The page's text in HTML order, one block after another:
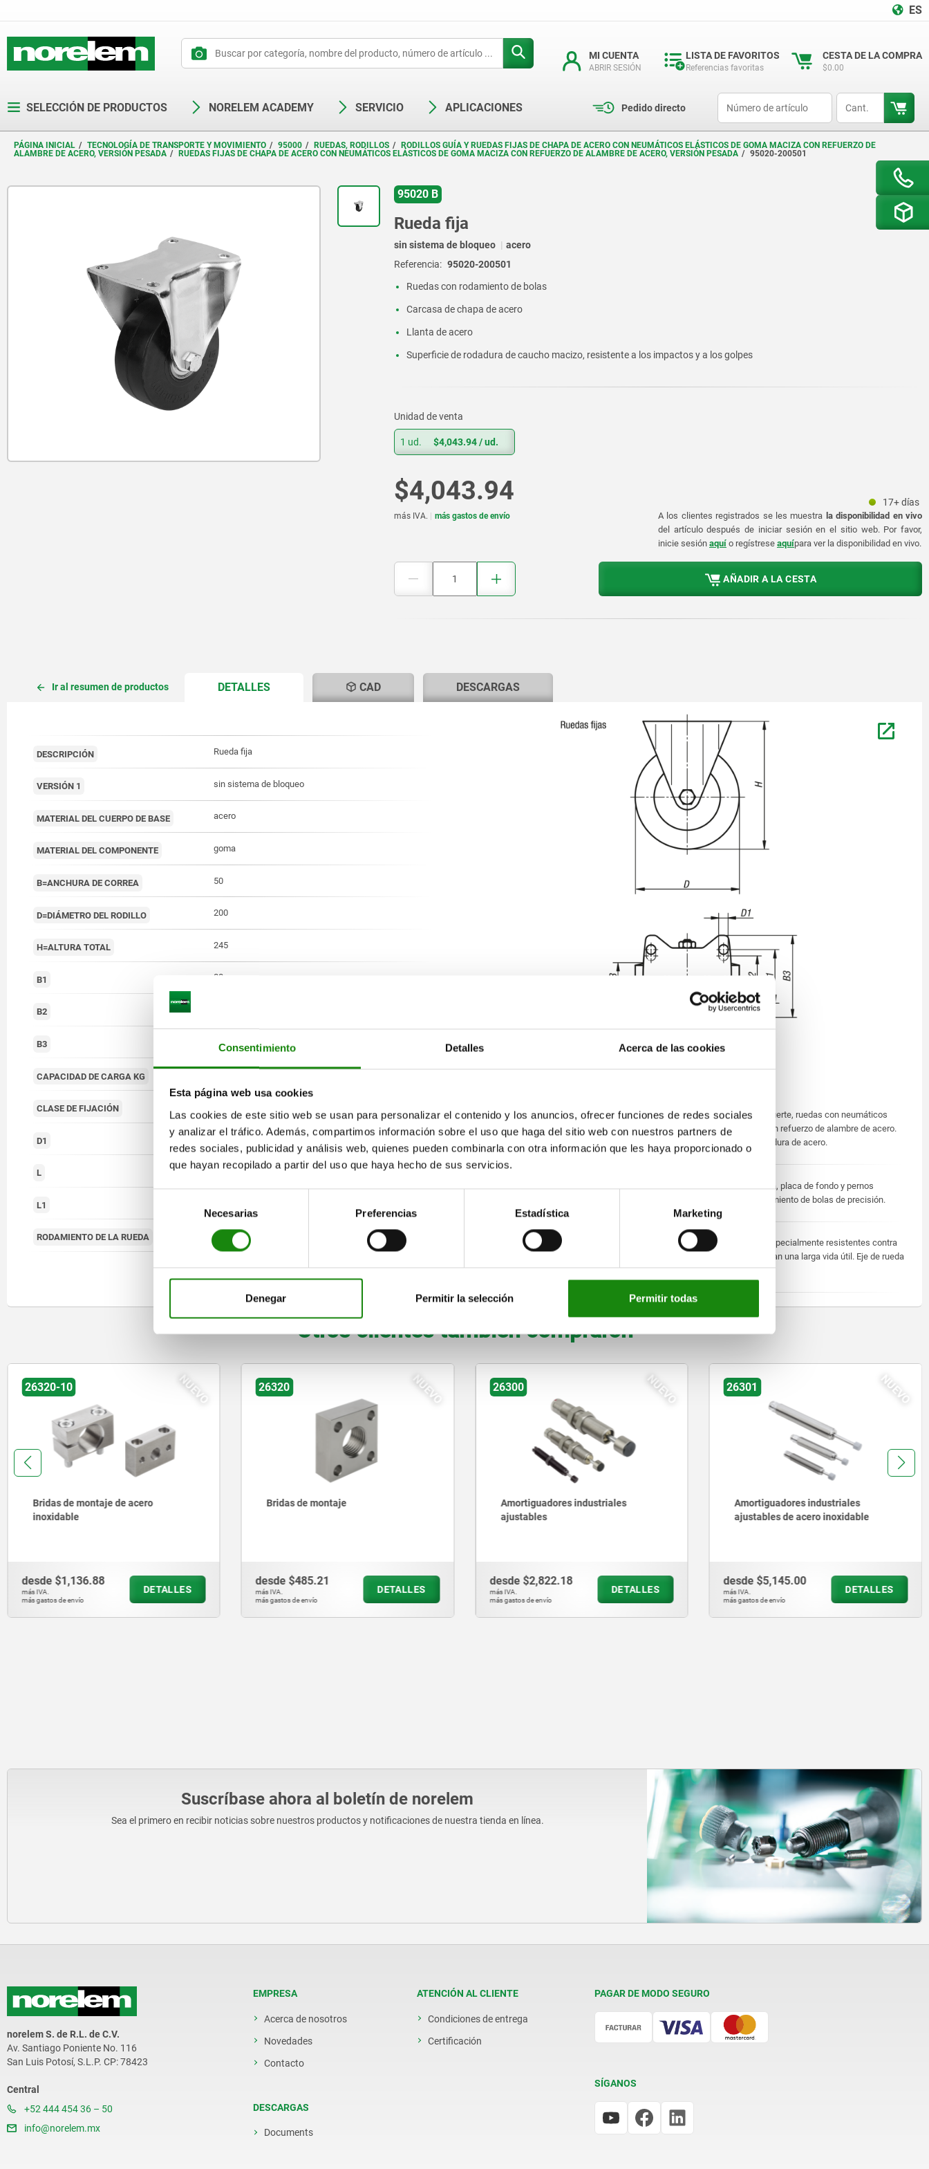
Consentimiento Detalles Acerca de las cookies
Esta página web usa cookies
Las cookies de este sitio web se usan para personalizar el contenido y los anuncios, ofrecer funciones de redes sociales
y analizar el tráfico. Además, compartimos información sobre el uso que haga del sitio web con nuestros partners de
redes sociales, publicidad y análisis web, quienes pueden combinarla con otra información que les haya proporcionado o
que hayan recopilado a partir del uso que haya hecho de sus servicios.
consentimiento
Necesarias Preferencias Estadística Marketing
Denegar Permitir la selección Permitir todas
ES
MI CUENTA
ABRIR SESIÓN
LISTA DE FAVORITOS
Referencias favoritas
CESTA DE LA COMPRA
$0.00
SELECCIÓN DE PRODUCTOS NORELEM ACADEMY SERVICIO APLICACIONES Pedido directo
PÁGINA INICIAL TECNOLOGÍA DE TRANSPORTE Y MOVIMIENTO 95000 RUEDAS, RODILLOS
RODILLOS GUÍA Y RUEDAS FIJAS DE CHAPA DE ACERO CON NEUMÁTICOS ELÁSTICOS DE GOMA MACIZA CON REFUERZO DE
ALAMBRE DE ACERO, VERSIÓN PESADA
RUEDAS FIJAS DE CHAPA DE ACERO CON NEUMÁTICOS ELÁSTICOS DE GOMA MACIZA CON REFUERZO DE ALAMBRE DE ACERO, VERSIÓN PESADA 95020-200501
95020 B
Rueda fija
sin sistema de bloqueo
acero
Referencia: 95020-200501
Ruedas con rodamiento de bolas
Carcasa de chapa de acero
Llanta de acero
Superficie de rodadura de caucho macizo, resistente a los impactos y a los golpes
Unidad de venta
1 ud. $4,043.94/ ud.
$4,043.94 17+ días
más IVA. más gastos de envío A los clientes registrados se les muestra la disponibilidad en vivo
del artículo después de iniciar sesión en el sitio web. Por favor,
inicie sesión aquí o regístrese aquípara ver la disponibilidad en vivo.
AÑADIR A LA CESTA
Ir al resumen de productos DETALLESCURRENT
CAD DESCARGAS
DESCRIPCIÓN Rueda fija
VERSIÓN 1 sin sistema de bloqueo
MATERIAL DEL CUERPO DE BASE acero
MATERIAL DEL COMPONENTE goma
B=ANCHURA DE CORREA 50
D=DIÁMETRO DEL RODILLO 200
H=ALTURA TOTAL 245
B1 80
B2
B3 110
CAPACIDAD DE CARGA KG
CLASE DE FIJACIÓN
D1 11
L 140
L1
RODAMIENTO DE LA RUEDA rodamiento de bolas
MATERIAL
Carcasa de chapa de acero fuerte, ruedas con neumáticos
elásticos de goma maciza con refuerzo de alambre de acero.
Cuerpo de la rueda con soldadura de acero.
VERSIÓN
Carcasa presionada. Horquilla, placa de fondo y pernos
reforzados. Ruedas con rodamiento de bolas de precisión.
Estos rodillos y ruedas son especialmente resistentes contra
golpes e impactos, y garantizan una larga vida útil. Eje de rueda
atornillado.
Otros clientes también compraron
NUEVO
26320
Bridas de montaje
desde $485.21
más IVA.
más gastos de envío
DETALLES
NUEVO
26300
Amortiguadores industriales
desde $2,822.18
más IVA.
más gastos de envío
DETALLES
NUEVO
26301
Amortiguadores industriales
ajustables de acero inoxidable
desde $5,145.00
más IVA.
más gastos de envío
DETALLES
NUEVO
26320-20
Tuercas de tope de acero inoxidable
desde $368.13
más IVA.
más gastos de envío
DETALLES
Suscríbase ahora al boletín de norelem
Sea el primero en recibir noticias sobre nuestros productos y notificaciones de nuestra tienda en línea.
norelem S. de R.L. de C.V.
Av. Santiago Poniente No. 116
San Luis Potosí, S.L.P. CP: 78423
Central
+52 444 454 36 – 50
info@norelem.mx
EMPRESA
Acerca de nosotros
Novedades
Contacto
DESCARGAS
Documents
ATENCIÓN AL CLIENTE
Condiciones de entrega
Certificación
PAGAR DE MODO SEGURO
SÍGANOS